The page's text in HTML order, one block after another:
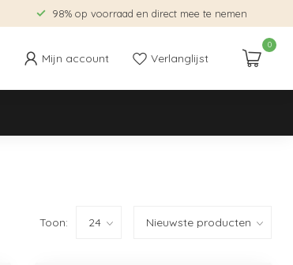
98% op voorraad en direct mee te nemen
Mijn account Verlanglijst
0
Toon: